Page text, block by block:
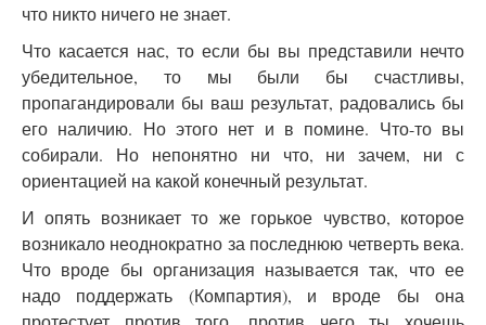
что никто ничего не знает.
Что касается нас, то если бы вы представили нечто
убедительное, то мы были бы счастливы,
пропагандировали бы ваш результат, радовались бы
его наличию. Но этого нет и в помине. Что-то вы
собирали. Но непонятно ни что, ни зачем, ни с
ориентацией на какой конечный результат.
И опять возникает то же горькое чувство, которое
возникало неоднократно за последнюю четверть века.
Что вроде бы организация называется так, что ее
надо поддержать (Компартия), и вроде бы она